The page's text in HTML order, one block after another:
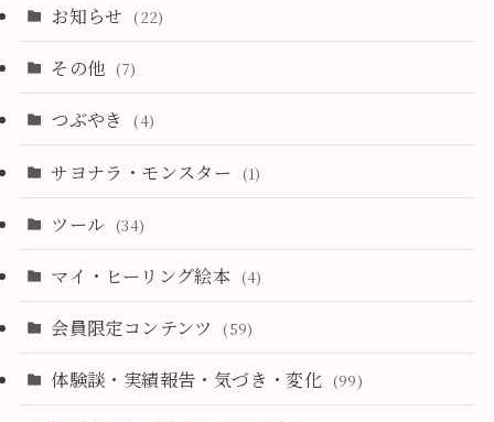
お知らせ (22)
その他 (7)
つぶやき (4)
サヨナラ・モンスター (1)
ツール (34)
マイ・ヒーリング絵本 (4)
会員限定コンテンツ (59)
体験談・実績報告・気づき・変化 (99)